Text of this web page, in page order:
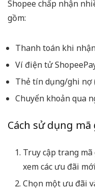
Shopee chấp nhận
gồm:
Thanh toán khi
Ví điện tử
Thẻ tín dụng/ghi nợ
Chuyển khoản qua
Cách sử dụng mã
Truy cập trang
xem các ưu đãi
Chọn một ưu đãi